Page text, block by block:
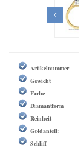
Artikelnummer
Gewicht
Farbe
Diamantform
Reinheit
Goldanteil:
Schliff